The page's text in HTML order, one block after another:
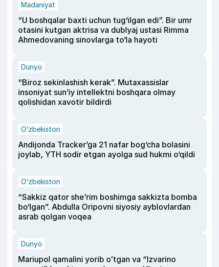
Madaniyat
“U boshqalar baxti uchun tug‘ilgan edi”. Bir umr
otasini kutgan aktrisa va dublyaj ustasi Rimma
Ahmedovaning sinovlarga to‘la hayoti
Dunyo
“Biroz sekinlashish kerak”. Mutaxassislar
insoniyat sun’iy intellektni boshqara olmay
qolishidan xavotir bildirdi
O‘zbekiston
Andijonda Tracker’ga 21 nafar bog‘cha bolasini
joylab, YTH sodir etgan ayolga sud hukmi o‘qildi
O‘zbekiston
“Sakkiz qator she’rim boshimga sakkizta bomba
bo‘lgan”. Abdulla Oripovni siyosiy ayblovlardan
asrab qolgan voqea
Dunyo
Mariupol qamalini yorib oʻtgan va “Izvarino